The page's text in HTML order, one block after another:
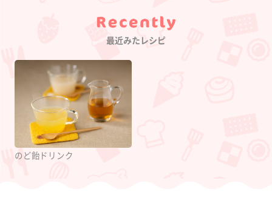
Category
最近みたレシピ
のど飴ドリンク